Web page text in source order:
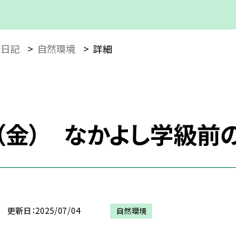
記 > 自然環境 > 詳細
金） なかよし学級前
更新日 2025/07/04 自然環境